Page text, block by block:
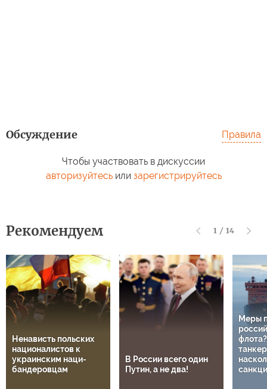
Обсуждение Правила
Чтобы участвовать в дискуссии
авторизуйтесьили зарегистрируйтесь
Рекомендуем 1 / 14
Ненависть польских
националистов к
украинским наци-
бандеровцам
В России всего один
Путин, а не два!
Меры